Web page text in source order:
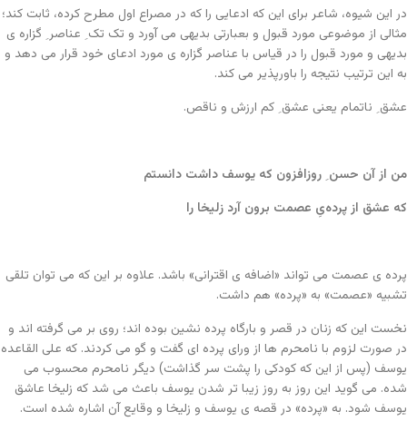
در این شیوه، شاعر برای این که ادعایی را که در مصراع اول مطرح کرده، ثابت کند؛
مثالی از موضوعی مورد قبول و بعبارتی بدیهی می آورد و تک تک ِ عناصر ِ گزاره ی
بدیهی و مورد قبول را در قیاس با عناصر گزاره ی مورد ادعای خود قرار می دهد و
به این ترتیب نتیجه را باورپذیر می کند.
عشق ِ ناتمام یعنی عشق ِ کم ارزش و ناقص.
من از آن حسن ِ روزافزون که یوسف داشت دانستم
که عشق از پرده‌یِ عصمت برون آرد زلیخا را
پرده ی عصمت می تواند «اضافه ی اقترانی» باشد. علاوه بر این که می توان تلقی
تشبیه «عصمت» به «پرده» هم داشت.
نخست این که زنان در قصر و بارگاه پرده نشین بوده اند؛ روی بر می گرفته اند و
در صورت لزوم با نامحرم ها از ورای پرده ای گفت و گو می کردند. که علی القاعده
یوسف (پس از این که کودکی را پشت سر گذاشت) دیگر نامحرم محسوب می
شده. می گوید این روز به روز زیبا تر شدن یوسف باعث می شد که زلیخا عاشق
یوسف شود. به «پرده» در قصه ی یوسف و زلیخا و وقایع آن اشاره شده است.